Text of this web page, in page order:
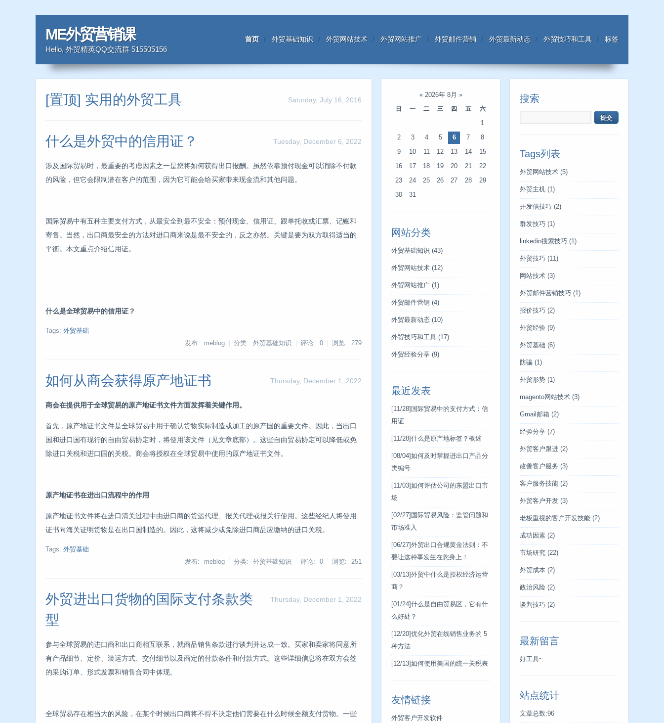
ME外贸营销课
Hello, 外贸精英QQ交流群 515505156
首页 外贸基础知识 外贸网站技术 外贸网站推广 外贸邮件营销 外贸最新动态 外贸技巧和工具 标签
Saturday, July 16, 2016
[置顶] 实用的外贸工具
Tuesday, December 6, 2022
什么是外贸中的信用证？
涉及国际贸易时，最重要的考虑因素之一是您将如何获得出口报酬。虽然依靠预付现金可以消除不付款
的风险，但它会限制潜在客户的范围，因为它可能会给买家带来现金流和其他问题。
国际贸易中有五种主要支付方式，从最安全到最不安全：预付现金、信用证、跟单托收或汇票、记账和
寄售。当然，出口商最安全的方法对进口商来说是最不安全的，反之亦然。关键是要为双方取得适当的
平衡。本文重点介绍信用证。
什么是全球贸易中的信用证？
Tags: 外贸基础
发布: meblog
分类: 外贸基础知识 评论: 0 浏览: 279
Thursday, December 1, 2022
如何从商会获得原产地证书
商会在提供用于全球贸易的原产地证书文件方面发挥着关键作用。
首先，原产地证书文件是全球贸易中用于确认货物实际制造或加工的原产国的重要文件。因此，当出口
国和进口国有现行的自由贸易协定时，将使用该文件（见文章底部）。这些自由贸易协定可以降低或免
除进口关税和进口国的关税。商会将授权在全球贸易中使用的原产地证书文件。
原产地证书在进出口流程中的作用
原产地证书文件将在进口清关过程中由进口商的货运代理、报关代理或报关行使用。这些经纪人将使用
证书向海关证明货物是在出口国制造的。因此，这将减少或免除进口商品应缴纳的进口关税。
Tags: 外贸基础
发布: meblog
分类: 外贸基础知识 评论: 0 浏览: 251
Thursday, December 1, 2022
外贸进出口货物的国际支付条款类
型
参与全球贸易的进口商和出口商相互联系，就商品销售条款进行谈判并达成一致。买家和卖家将同意所
有产品细节、定价、装运方式、交付细节以及商定的付款条件和付款方式。这些详细信息将在双方会签
的采购订单、形式发票和销售合同中体现。
全球贸易存在相当大的风险，在某个时候出口商将不得不决定他们需要在什么时候全额支付货物。一些
« 2026年 8月 »
日
一 二 三 四 五 六
1
2 3 4 5 6 7 8
9 10 11 12 13 14 15
16 17 18 19 20 21 22
23 24 25 26 27 28 29
30 31
网站分类
外贸基础知识 (43)
外贸网站技术 (12)
外贸网站推广 (1)
外贸邮件营销 (4)
外贸最新动态 (10)
外贸技巧和工具 (17)
外贸经验分享 (9)
最近发表
[11/28] 国际贸易中的支付方式：信
用证
[11/28] 什么是原产地标签？概述
[08/04] 如何及时掌握进出口产品分
类编号
[11/03] 如何评估公司的东盟出口市
场
[02/27] 国际贸易风险：监管问题和
市场准入
[06/27] 外贸出口合规黄金法则：不
要让这种事发生在您身上！
[03/13] 外贸中什么是授权经济运营
商？
[01/24] 什么是自由贸易区，它有什
么好处？
[12/20] 优化外贸在线销售业务的 5
种方法
[12/13] 如何使用美国的统一关税表
友情链接
外贸客户开发软件
搜索
Tags列表
外贸网站技术 (5)
外贸主机 (1)
开发信技巧 (2)
群发技巧 (1)
linkedin搜索技巧 (1)
外贸技巧 (11)
网站技术 (3)
外贸邮件营销技巧 (1)
报价技巧 (2)
外贸经验 (9)
外贸基础 (6)
防骗 (1)
外贸形势 (1)
magento网站技术 (3)
Gmail邮箱 (2)
经验分享 (7)
外贸客户跟进 (2)
改善客户服务 (3)
客户服务技能 (2)
外贸客户开发 (3)
老板重视的客户开发技能 (2)
成功因素 (2)
市场研究 (22)
外贸成本 (2)
政治风险 (2)
谈判技巧 (2)
最新留言
好工具~
站点统计
文章总数:96